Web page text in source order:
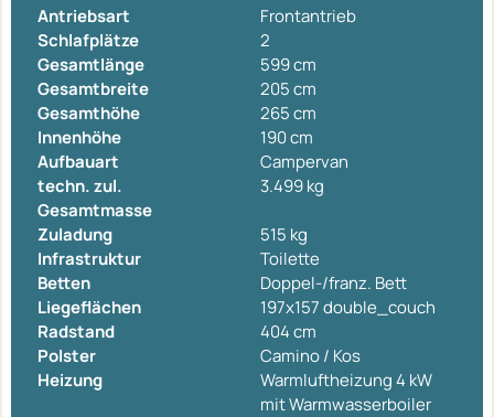
Antriebsart
Frontantrieb
Schlafplätze
2
Gesamtlänge
599 cm
Gesamtbreite
205 cm
Gesamthöhe
265 cm
Innenhöhe
190 cm
Aufbauart
Campervan
techn. zul.
Gesamtmasse
3.499 kg
Zuladung
515 kg
Infrastruktur
Toilette
Betten
Doppel-/franz. Bett
Liegeflächen
197x157 double_couch
Radstand
404 cm
Polster
Camino / Kos
Heizung
Warmluftheizung 4 kW
mit Warmwasserboiler